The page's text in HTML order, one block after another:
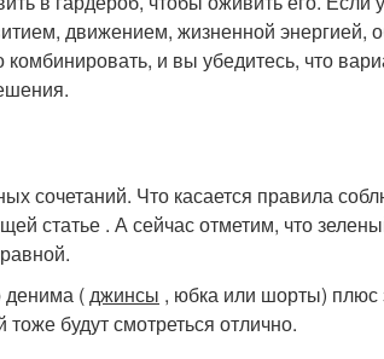
движением, жизненной энергией,
и вы убедитесь, что
сочетаний. Что касается правила
статье . А сейчас отметим, что
денима (джинсы , юбка или шорты) плюс
будут смотреться отлично.